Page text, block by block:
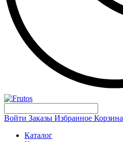
Войти Заказы Избранное Корзина
Каталог